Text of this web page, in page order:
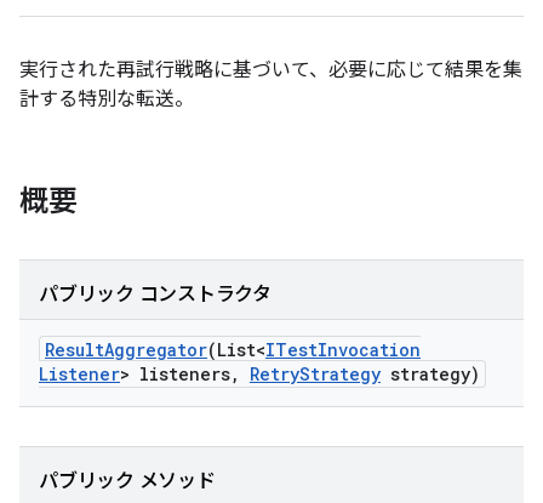
実行された再試行戦略に基づいて、必要に応じて結果を集
計する特別な転送。
概要
パブリック コンストラクタ
ResultAggregator(List<ITestInvocation
Listener> listeners, RetryStrategy strategy)
パブリック メソッド